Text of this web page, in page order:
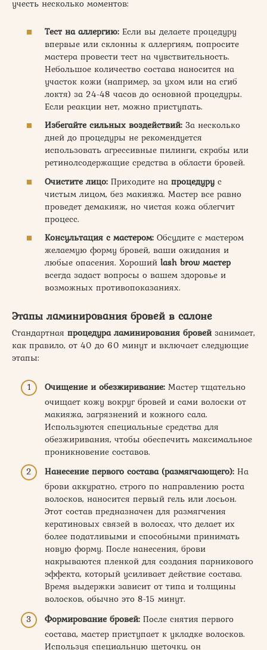
учесть несколько моментов:
Тест на аллергию: Если вы делаете процедуру
впервые или склонны к аллергиям, попросите
мастера провести тест на чувствительность.
Небольшое количество состава наносится на
участок кожи (например, за ухом или на сгиб
локтя) за 24-48 часов до основной процедуры.
Если реакции нет, можно приступать.
Избегайте сильных воздействий: За несколько
дней до процедуры не рекомендуется
использовать агрессивные пилинги, скрабы или
ретинолсодержащие средства в области бровей.
Очистите лицо: Приходите на процедуру с
чистым лицом, без макияжа. Мастер все равно
проведет демакияж, но чистая кожа облегчит
процесс.
Консультация с мастером: Обсудите с мастером
желаемую форму бровей, ваши ожидания и
любые опасения. Хороший lash brow мастер
всегда задаст вопросы о вашем здоровье и
возможных противопоказаниях.
Этапы ламинирования бровей в салоне
Стандартная процедура ламинирования бровейзанимает,
как правило, от 40 до 60 минут и включает следующие
этапы:
Очищение и обезжиривание: Мастер тщательно
очищает кожу вокруг бровей и сами волоски от
макияжа, загрязнений и кожного сала.
Используются специальные средства для
обезжиривания, чтобы обеспечить максимальное
проникновение составов.
Нанесение первого состава (размягчающего): На
брови аккуратно, строго по направлению роста
волосков, наносится первый гель или лосьон.
Этот состав предназначен для размягчения
кератиновых связей в волосах, что делает их
более податливыми и способными принимать
новую форму. После нанесения, брови
накрываются пленкой для создания парникового
эффекта, который усиливает действие состава.
Время выдержки зависит от типа и толщины
волосков, обычно это 8-15 минут.
Формирование бровей: После снятия первого
состава, мастер приступает к укладке волосков.
Используя специальную щеточку, он